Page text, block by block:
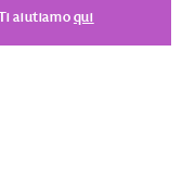
aiutiamoqui